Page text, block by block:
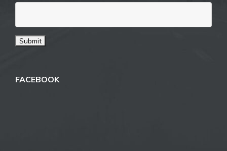
FACEBOOK